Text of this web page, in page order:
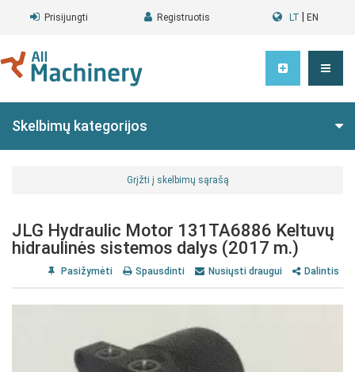
Prisijungti Registruotis LT EN
Skelbimų kategorijos
Grįžti į skelbimų sąrašą
JLG Hydraulic Motor 131TA6886 Keltuvų
hidraulinės sistemos dalys (2017 m.)
Pasižymėti Spausdinti Nusiųsti draugui Dalintis